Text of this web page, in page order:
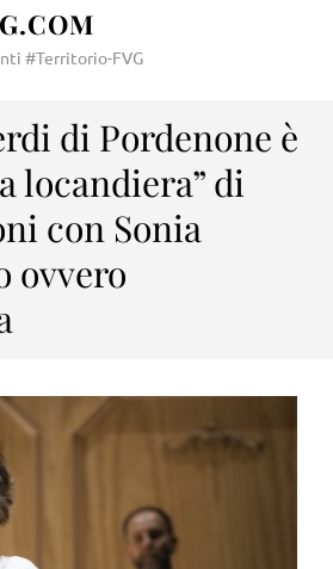
#Territorio-FVG
di Pordenone è
locandiera” di
con Sonia
ovvero